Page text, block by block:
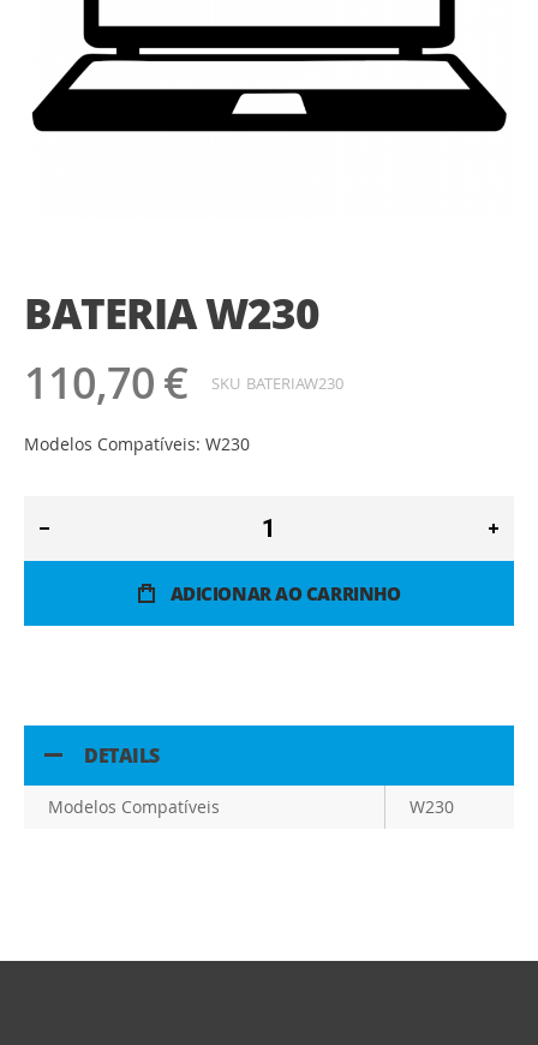
BATERIA W230
110,70 € SKU BATERIAW230
Modelos Compatíveis: W230
ADICIONAR AO CARRINHO
início
da
de
imagens
DETAILS
Modelos Compatíveis W230